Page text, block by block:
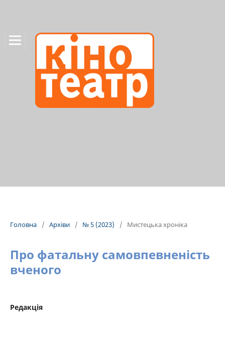
Головна / Архіви / № 5 (2023) / Мистецька хроніка
Про фатальну самовпевненість
вченого
Редакція